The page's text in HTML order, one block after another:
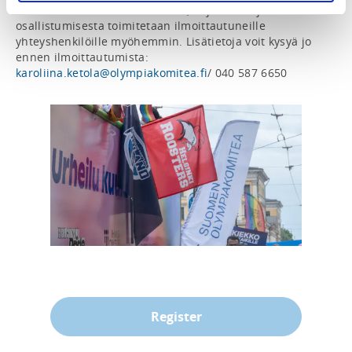
osallistumisesta toimitetaan ilmoittautuneille
yhteyshenkilöille myöhemmin. Lisätietoja voit kysyä jo
karoliina.ketola@olympiakomitea.fi/ 040 587 6650
Register